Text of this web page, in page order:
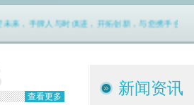
未来，手牌人与时俱进，开拓创新，与您携手合作
查看更多 新闻资讯